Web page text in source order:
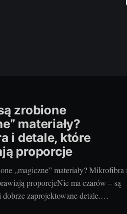
zrobione
materiały?
i detale, które
proporcje
„magiczne” materiały? Mikrofibra i
proporcjeNie ma czarów – są
zaprojektowane detale.
wygładzić linię ciała, optycznie je